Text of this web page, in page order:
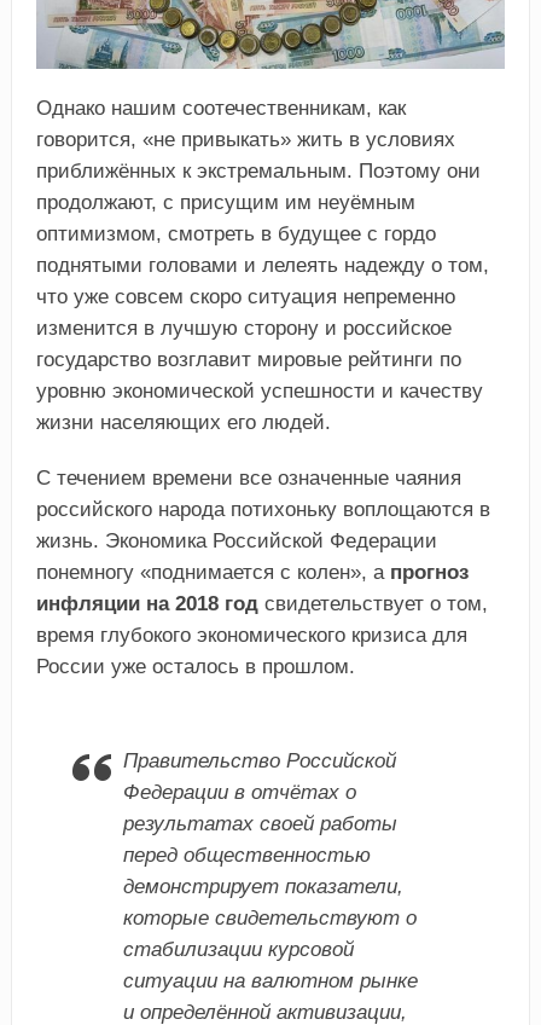
Однако нашим соотечественникам, как
говорится, «не привыкать» жить в условиях
приближённых к экстремальным. Поэтому они
продолжают, с присущим им неуёмным
оптимизмом, смотреть в будущее с гордо
поднятыми головами и лелеять надежду о том,
что уже совсем скоро ситуация непременно
изменится в лучшую сторону и российское
государство возглавит мировые рейтинги по
уровню экономической успешности и качеству
жизни населяющих его людей.
С течением времени все означенные чаяния
российского народа потихоньку воплощаются в
жизнь. Экономика Российской Федерации
понемногу «поднимается с колен», а прогноз
инфляции на 2018 годсвидетельствует о том,
время глубокого экономического кризиса для
России уже осталось в прошлом.
Правительство Российской
Федерации в отчётах о
результатах своей работы
перед общественностью
демонстрирует показатели,
которые свидетельствуют о
стабилизации курсовой
ситуации на валютном рынке
и определённой активизации,